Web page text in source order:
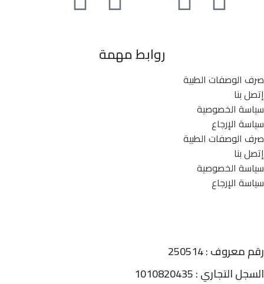
روابط مهمة
صرف الوصفات الطبية
إتصل بنا
سياسة الخصوصية
سياسة الإرجاع
صرف الوصفات الطبية
إتصل بنا
سياسة الخصوصية
سياسة الإرجاع
رقم معروف : 250514
السجل التجاري : 1010820435